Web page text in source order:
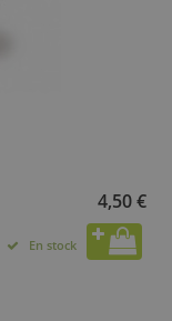
4,50 €
En stock